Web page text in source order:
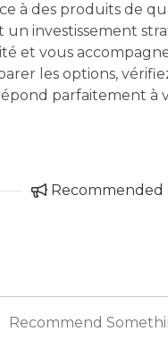
à des produits de
investissement
et vous
les options,
parfaitement à
Recommended
Recommend